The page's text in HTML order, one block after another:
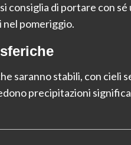
consiglia di portare con
pomeriggio.
saranno stabili, con cieli
precipitazioni